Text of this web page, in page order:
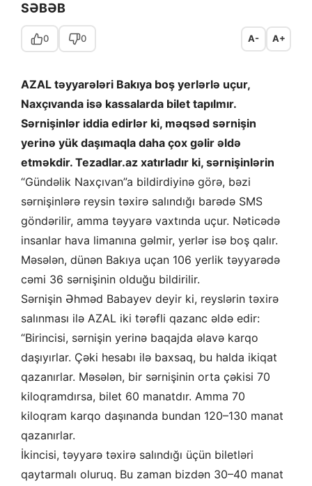
SƏBƏB
0 0 A- A+
AZAL təyyarələri Bakıya boş yerlərlə uçur,
Naxçıvanda isə kassalarda bilet tapılmır.
Sərnişinlər iddia edirlər ki, məqsəd sərnişin
yerinə yük daşımaqla daha çox gəlir əldə
etməkdir. Tezadlar.az xatırladır ki, sərnişinlərin
“Gündəlik Naxçıvan”a bildirdiyinə görə, bəzi
sərnişinlərə reysin təxirə salındığı barədə SMS
göndərilir, amma təyyarə vaxtında uçur. Nəticədə
insanlar hava limanına gəlmir, yerlər isə boş qalır.
Məsələn, dünən Bakıya uçan 106 yerlik təyyarədə
cəmi 36 sərnişinin olduğu bildirilir.
Sərnişin Əhməd Babayev deyir ki, reyslərin təxirə
salınması ilə AZAL iki tərəfli qazanc əldə edir:
“Birincisi, sərnişin yerinə baqajda əlavə karqo
daşıyırlar. Çəki hesabı ilə baxsaq, bu halda ikiqat
qazanırlar. Məsələn, bir sərnişinin orta çəkisi 70
kiloqramdırsa, bilet 60 manatdır. Amma 70
kiloqram karqo daşınanda bundan 120–130 manat
qazanırlar.
İkincisi, təyyarə təxirə salındığı üçün biletləri
qaytarmalı oluruq. Bu zaman bizdən 30–40 manat